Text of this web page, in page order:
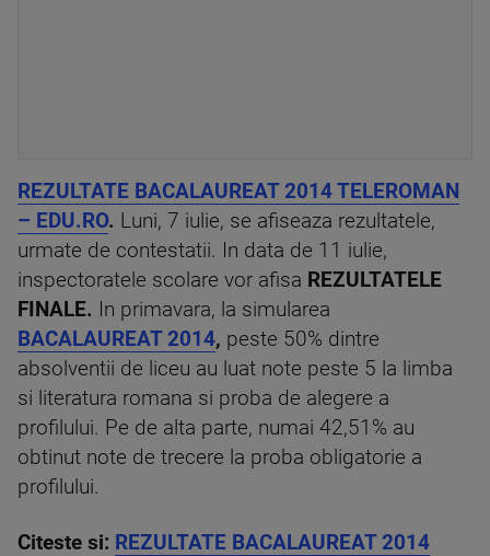
REZULTATE BACALAUREAT 2014 TELEROMAN
– EDU.RO. Luni, 7 iulie, se afiseaza rezultatele,
urmate de contestatii. In data de 11 iulie,
inspectoratele scolare vor afisa REZULTATELE
FINALE. In primavara, la simularea
BACALAUREAT 2014, peste 50% dintre
absolventii de liceu au luat note peste 5 la limba
si literatura romana si proba de alegere a
profilului. Pe de alta parte, numai 42,51% au
obtinut note de trecere la proba obligatorie a
profilului.
Citeste si: REZULTATE BACALAUREAT 2014